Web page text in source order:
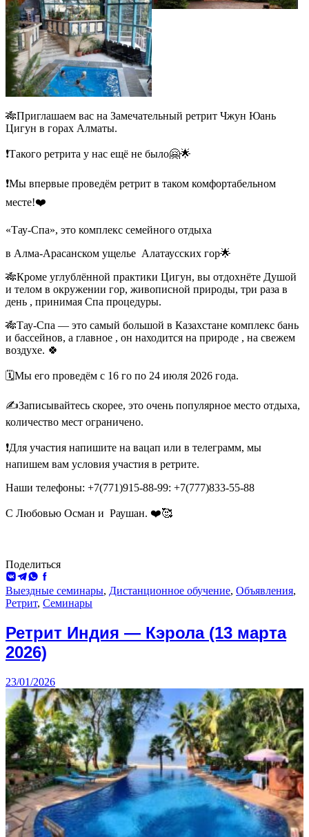
🎋Приглашаем вас на Замечательный ретрит Чжун Юань
Цигун в горах Алматы.
❗️Такого ретрита у нас ещё не было🤗🌟
❗️Мы впервые проведём ретрит в таком комфортабельном
месте!❤️
«Тау-Спа», это комплекс семейного отдыха
в Алма-Арасанском ущелье Алатаусских гор🌟
🎋Кроме углублённой практики Цигун, вы отдохнёте Душой
и телом в окружении гор, живописной природы, три раза в
день , принимая Спа процедуры.
🎋Тау-Спа — это самый большой в Казахстане комплекс бань
и бассейнов, а главное , он находится на природе , на свежем
воздухе. 🍀
🗓️Мы его проведём с 16 го по 24 июля 2026 года.
✍️Записывайтесь скорее, это очень популярное место отдыха,
количество мест ограничено.
❗️Для участия напишите на вацап или в телеграмм, мы
напишем вам условия участия в ретрите.
Наши телефоны: +7(771)915-88-99: +7(777)833-55-88
С Любовью Осман и Раушан. ❤️🥰
Поделиться
ВКонтакте
Telegram
WhatsApp
Facebook
Выездные семинары, Дистанционное обучение, Объявления,
Ретрит, Семинары
Ретрит Индия — Кэрола (13 марта
2026)
23/01/2026